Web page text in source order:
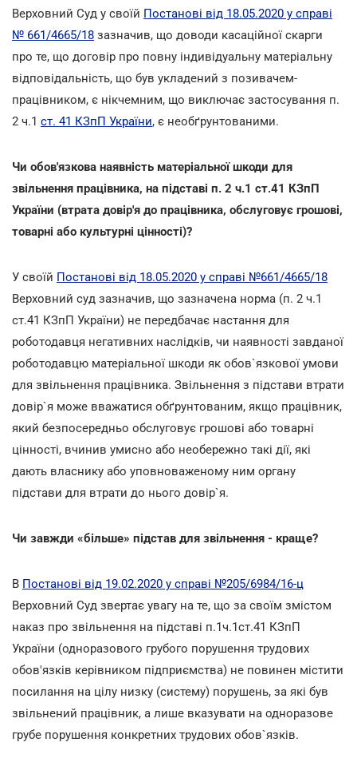
Верховний Суд у своїй Постанові від 18.05.2020 у справі
№ 661/4665/18 зазначив, що доводи касаційної скарги
про те, що договір про повну індивідуальну матеріальну
відповідальність, що був укладений з позивачем-
працівником, є нікчемним, що виключає застосування п.
2 ч.1 ст. 41 КЗпП України, є необґрунтованими.
Чи обов'язкова наявність матеріальної шкоди для
звільнення працівника, на підставі п. 2 ч.1 ст.41 КЗпП
України (втрата довір'я до працівника, обслуговує грошові,
товарні або культурні цінності)?
У своїй Постанові від 18.05.2020 у справі №661/4665/18
Верховний суд зазначив, що зазначена норма (п. 2 ч.1
ст.41 КЗпП України) не передбачає настання для
роботодавця негативних наслідків, чи наявності завданої
роботодавцю матеріальної шкоди як обов`язкової умови
для звільнення працівника. Звільнення з підстави втрати
довір`я може вважатися обґрунтованим, якщо працівник,
який безпосередньо обслуговує грошові або товарні
цінності, вчинив умисно або необережно такі дії, які
дають власнику або уповноваженому ним органу
підстави для втрати до нього довір`я.
Чи завжди «більше» підстав для звільнення - краще?
В Постанові від 19.02.2020 у справі №205/6984/16-ц
Верховний Суд звертає увагу на те, що за своїм змістом
наказ про звільнення на підставі п.1ч.1ст.41 КЗпП
України (одноразового грубого порушення трудових
обов'язків керівником підприємства) не повинен містити
посилання на цілу низку (систему) порушень, за які був
звільнений працівник, а лише вказувати на одноразове
грубе порушення конкретних трудових обов`язків.